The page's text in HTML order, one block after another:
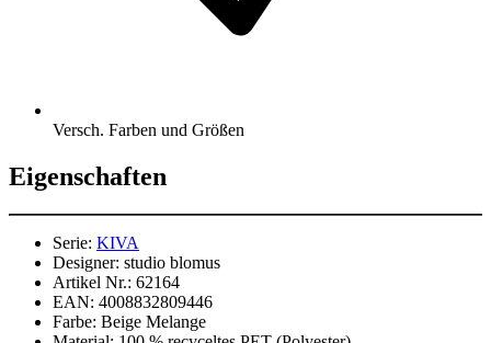
Versch. Farben und Größen
Eigenschaften
Serie: KIVA
Designer: studio blomus
Artikel Nr.: 62164
EAN: 4008832809446
Farbe: Beige Melange